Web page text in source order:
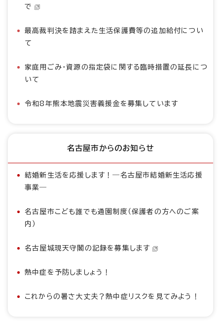
で
最高裁判決を踏まえた生活保護費等の追加給付につい
て
家庭用ごみ・資源の指定袋に関する臨時措置の延長につ
いて
令和8年熊本地震災害義援金を募集しています
名古屋市からのお知らせ
結婚新生活を応援します！―名古屋市結婚新生活応援
事業―
名古屋市こども誰でも通園制度（保護者の方へのご案
内）
名古屋城現天守閣の記録を募集します
熱中症を予防しましょう！
これからの暑さ大丈夫？熱中症リスクを見てみよう！